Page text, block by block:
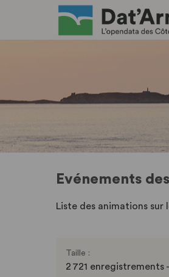
Evénements
Liste des animations
Taille :
2 721 enregistrements